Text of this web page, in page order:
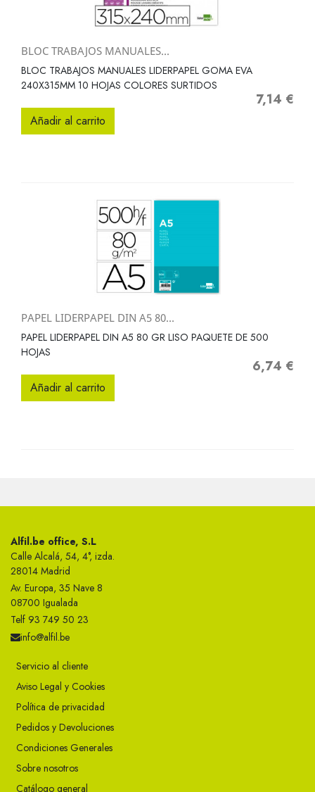
BLOC TRABAJOS MANUALES...
BLOC TRABAJOS MANUALES LIDERPAPEL GOMA EVA
240X315MM 10 HOJAS COLORES SURTIDOS
Precio
7,14 €
Añadir al carrito
PAPEL LIDERPAPEL DIN A5 80...
PAPEL LIDERPAPEL DIN A5 80 GR LISO PAQUETE DE 500
HOJAS
Precio
6,74 €
Añadir al carrito
Alfil.be office, S.L
Calle Alcalá, 54, 4°, izda.
28014 Madrid
Av. Europa, 35 Nave 8
08700 Igualada
Telf 93 749 50 23
info@alfil.be
Servicio al cliente
Aviso Legal y Cookies
Política de privacidad
Pedidos y Devoluciones
Condiciones Generales
Sobre nosotros
Catálogo general